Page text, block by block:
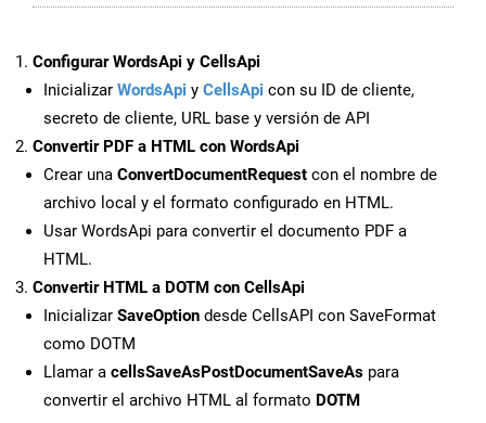
Configurar WordsApi y CellsApi
Inicializar WordsApi y CellsApi con su ID de cliente,
secreto de cliente, URL base y versión de API
Convertir PDF a HTML con WordsApi
Crear una ConvertDocumentRequest con el nombre de
archivo local y el formato configurado en HTML.
Usar WordsApi para convertir el documento PDF a
HTML.
Convertir HTML a DOTM con CellsApi
Inicializar SaveOption desde CellsAPI con SaveFormat
como DOTM
Llamar a cellsSaveAsPostDocumentSaveAs para
convertir el archivo HTML al formato DOTM